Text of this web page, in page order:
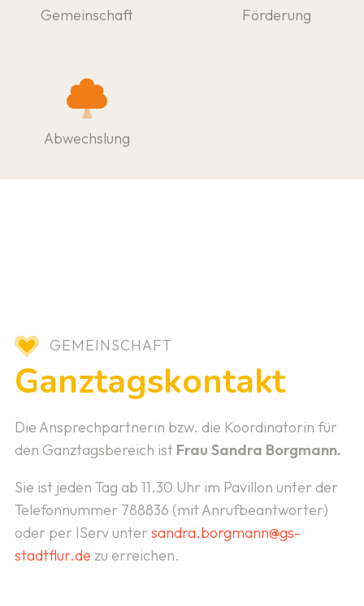
Gemeinschaft Förderung
Abwechslung
GEMEINSCHAFT
Ganztagskontakt
Die Ansprechpartnerin bzw. die Koordinatorin für
den Ganztagsbereich ist Frau Sandra Borgmann.
Sie ist jeden Tag ab 11.30 Uhr im Pavillon unter der
Telefonnummer 788836 (mit Anrufbeantworter)
oder per IServ unter sandra.borgmann@gs-
stadtflur.de zu erreichen.